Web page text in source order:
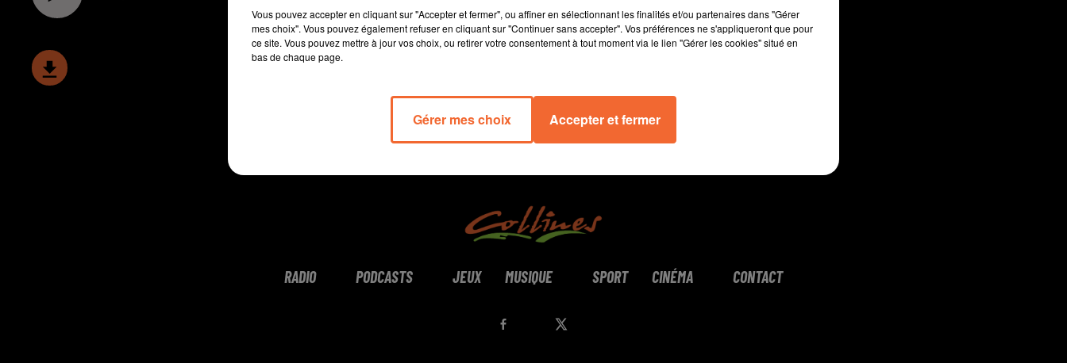
RADIO PODCASTS JEUX MUSIQUE SPORT CINÉMA CONTACT
Vous pouvez accepter en cliquant sur "Accepter et fermer", ou affiner en sélectionnant les finalités et/ou partenaires dans "Gérer
mes choix". Vous pouvez également refuser en cliquant sur "Continuer sans accepter". Vos préférences ne s'appliqueront que pour
ce site. Vous pouvez mettre à jour vos choix, ou retirer votre consentement à tout moment via le lien "Gérer les cookies" situé en
bas de chaque page.
Gérer mes choix Accepter et fermer